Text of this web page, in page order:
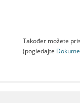
Također možete
(pogledajte